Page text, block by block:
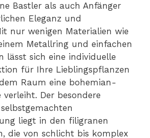
Bastler als auch Anfänger
Eleganz und
nur wenigen Materialien wie
Metallring und einfachen
lässt sich eine individuelle
für Ihre Lieblingspflanzen
Raum eine bohemian-
verleiht. Der besondere
liegt in den filigranen
die von schlicht bis komplex